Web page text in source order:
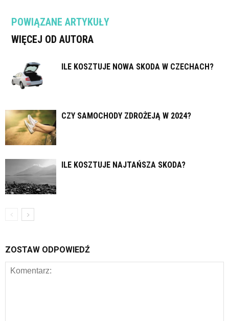
POWIĄZANE ARTYKUŁY
WIĘCEJ OD AUTORA
ILE KOSZTUJE NOWA SKODA W CZECHACH?
CZY SAMOCHODY ZDROŻEJĄ W 2024?
ILE KOSZTUJE NAJTAŃSZA SKODA?
ZOSTAW ODPOWIEDŹ